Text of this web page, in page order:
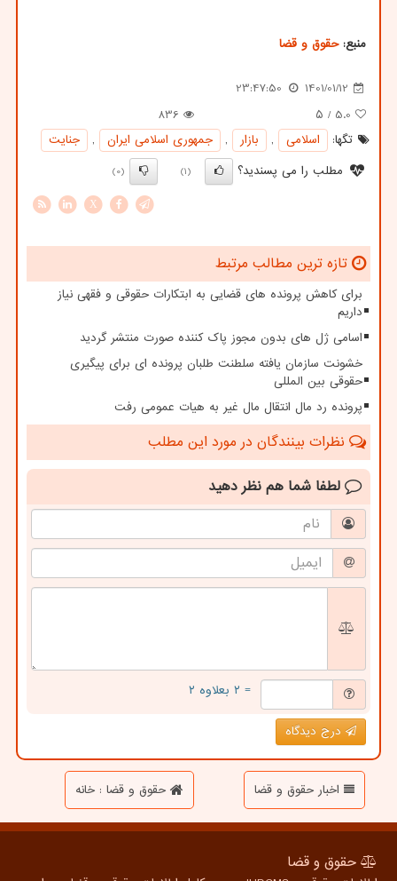
منبع:حقوق و قضا
1401/01/12
23:47:50
5.0 / ۵
836
تگها:
اسلامی , بازار , جمهوری اسلامی ایران ,
جنایت
مطلب را می پسندید؟
(1)
(0)
X
تازه ترین مطالب مرتبط
برای کاهش پرونده های قضایی به ابتکارات حقوقی و فقهی نیاز
داریم
اسامی ژل های بدون مجوز پاک کننده صورت منتشر گردید
خشونت سازمان یافته سلطنت طلبان پرونده ای برای پیگیری
حقوقی بین المللی
پرونده رد مال انتقال مال غیر به هیات عمومی رفت
نظرات بینندگان در مورد این مطلب
لطفا شما هم نظر دهید
= ۲ بعلاوه ۲
درج دیدگاه
اخبار حقوق و قضا حقوق و قضا : خانه
حقوق و قضا